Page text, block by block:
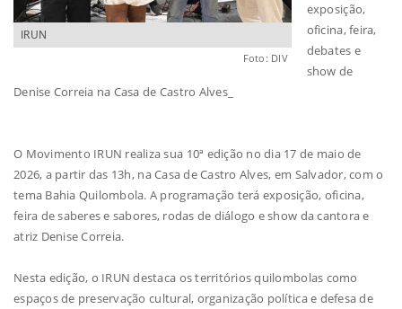
IRUN
Foto: DIV
exposição,
oficina, feira,
debates e
show de
Denise Correia na Casa de Castro Alves_
O Movimento IRUN realiza sua 10ª edição no dia 17 de maio de
2026, a partir das 13h, na Casa de Castro Alves, em Salvador, com o
tema Bahia Quilombola. A programação terá exposição, oficina,
feira de saberes e sabores, rodas de diálogo e show da cantora e
atriz Denise Correia.
Nesta edição, o IRUN destaca os territórios quilombolas como
espaços de preservação cultural, organização política e defesa de